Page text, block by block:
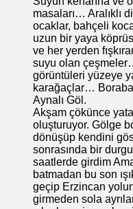
masaları… Aralıklı
ocaklar, bahçeli
uzun bir yaya
ve her yerden
suyu olan
görüntüleri yüzeye
karağaçlar…
Aynalı Göl.
Akşam çökünce
oluşturuyor. Gölge
dönüşüp kendini
sonrasında bir
saatlerde girdim
batmadan bu son
geçip Erzincan
girmeden sola